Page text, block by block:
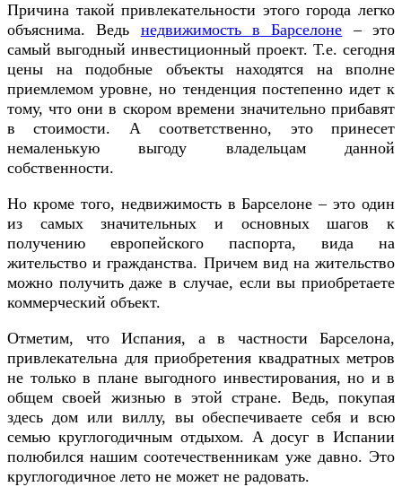
Причина такой привлекательности этого города легко
объяснима. Ведь недвижимость в Барселоне – это
самый выгодный инвестиционный проект. Т.е. сегодня
цены на подобные объекты находятся на вполне
приемлемом уровне, но тенденция постепенно идет к
тому, что они в скором времени значительно прибавят
в стоимости. А соответственно, это принесет
немаленькую выгоду владельцам данной
собственности.
Но кроме того, недвижимость в Барселоне – это один
из самых значительных и основных шагов к
получению европейского паспорта, вида на
жительство и гражданства. Причем вид на жительство
можно получить даже в случае, если вы приобретаете
коммерческий объект.
Отметим, что Испания, а в частности Барселона,
привлекательна для приобретения квадратных метров
не только в плане выгодного инвестирования, но и в
общем своей жизнью в этой стране. Ведь, покупая
здесь дом или виллу, вы обеспечиваете себя и всю
семью круглогодичным отдыхом. А досуг в Испании
полюбился нашим соотечественникам уже давно. Это
круглогодичное лето не может не радовать.